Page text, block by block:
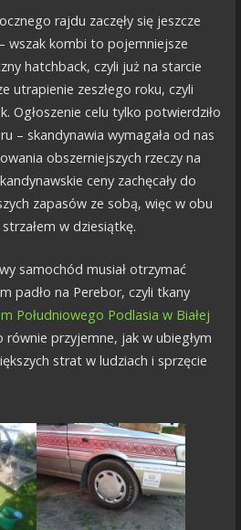
rajdu zaczęły się jeszcze
wszak kombi to pojemniejsze
hatchback, czyli już na starcie
utrapienie zeszłego roku, czyli
Ogłoszenie celu tylko potwierdziło
– skandynawia wymagała od nas
obszerniejszych rzeczy na
ceny zachęcały do
zapasów ze sobą, więc w obu
w dziesiątkę.
samochód musiał otrzymać
padło na Perebor, czyli tkany
Południowego Podlasia w Białej
równie przyjemne, jak w ubiegłym
strat w ludziach i sprzęcie